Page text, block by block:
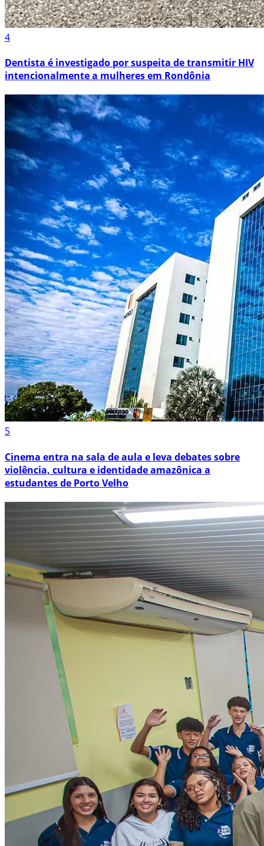
4
Dentista é investigado por suspeita de transmitir HIV
intencionalmente a mulheres em Rondônia
5
Cinema entra na sala de aula e leva debates sobre
violência, cultura e identidade amazônica a
estudantes de Porto Velho